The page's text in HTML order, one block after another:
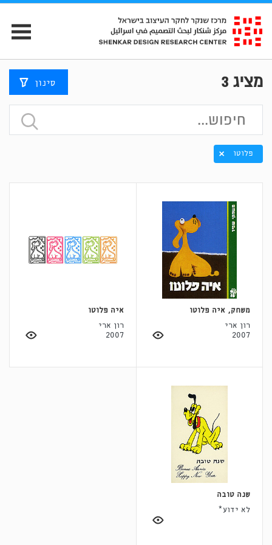
מציג 3 סינון
פלוטו
משחק, איה פלוטו
רון ארי
2007
איה פלוטו
רון ארי
2007
שנה טובה
לא ידוע*